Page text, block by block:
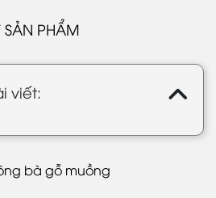
SẢN PHẨM
viết:
bà gỗ muồng